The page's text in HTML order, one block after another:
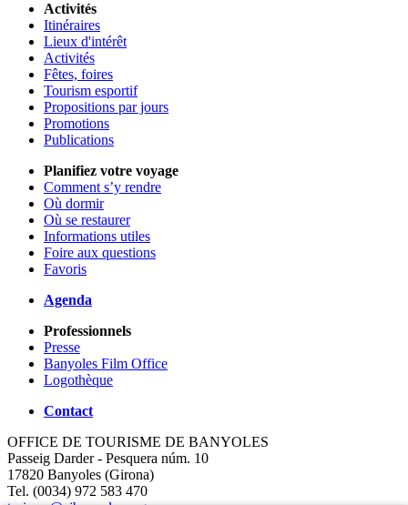
Activités
Itinéraires
Lieux d'intérêt
Activités
Fêtes, foires
Tourism esportif
Propositions par jours
Promotions
Publications
Planifiez votre voyage
Comment s’y rendre
Où dormir
Où se restaurer
Informations utiles
Foire aux questions
Favoris
Agenda
Professionnels
Presse
Banyoles Film Office
Logothèque
Contact
OFFICE DE TOURISME DE BANYOLES
Passeig Darder - Pesquera núm. 10
17820 Banyoles (Girona)
Tel. (0034) 972 583 470